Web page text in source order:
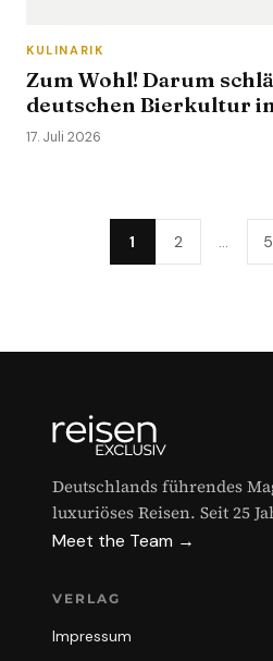
KULINARIK
Zum Wohl! Darum
deutschen Bierkultur
17. Juli 2026
1 2
Deutschlands führendes
luxuriöses Reisen. Seit 25
Meet the Team →
VERLAG
Impressum